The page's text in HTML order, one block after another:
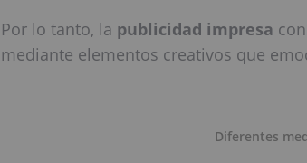
Por lo tanto, la publicidad impresa
mediante elementos creativos que
Diferentes